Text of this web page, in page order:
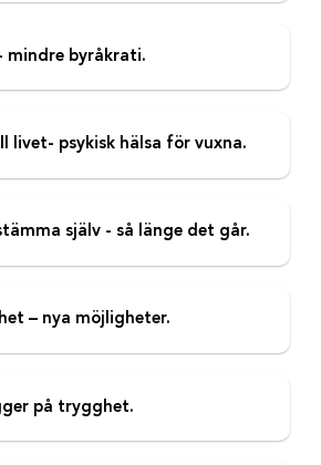
mindre byråkrati.
livet- psykisk hälsa för vuxna.
själv - så länge det går.
– nya möjligheter.
på trygghet.